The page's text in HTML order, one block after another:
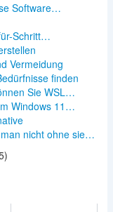
Software…
Schritt…
Vermeidung
finden
Sie WSL…
Windows 11…
nicht ohne sie…